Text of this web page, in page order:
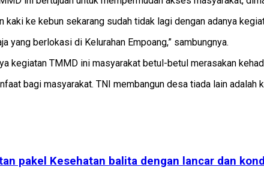
kaki ke kebun sekarang sudah tidak lagi dengan adanya
yang berlokasi di Kelurahan Empoang,” sambungnya.
kegiatan TMMD ini masyarakat betul-betul merasakan
bagi masyarakat. TNI membangun desa tiada lain
pakel Kesehatan balita dengan lancar dan